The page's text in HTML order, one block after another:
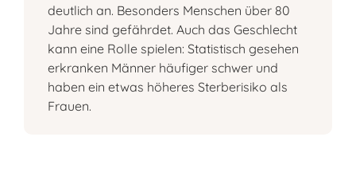
deutlich an. Besonders Menschen über 80
Jahre sind gefährdet. Auch das Geschlecht
kann eine Rolle spielen: Statistisch gesehen
erkranken Männer häufiger schwer und
haben ein etwas höheres Sterberisiko als
Frauen.